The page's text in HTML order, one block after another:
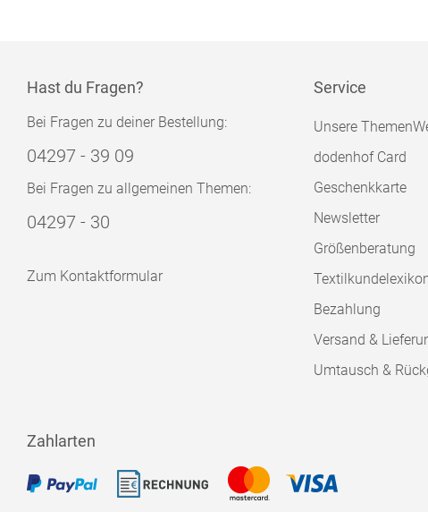
Hast du Fragen?
Bei Fragen zu deiner Bestellung:
04297 - 39 09
Bei Fragen zu allgemeinen Themen:
04297 - 30
Zum Kontaktformular
Service
Unsere
dodenhof Card
Geschenkkarte
Newsletter
Größenberatung
Bezahlung
Versand &
Umtausch &
Zahlarten